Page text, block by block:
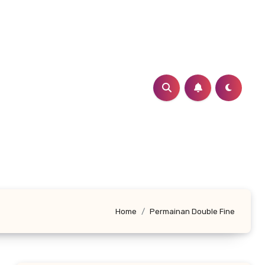
Home Permainan Double Fine